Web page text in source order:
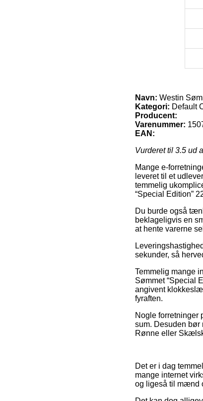
Navn: Westin
Kategori: Default
Producent:
Varenummer:
EAN:
Vurderet til 3.5 ud
Mange e-
leveret til et
temmelig
“Special Edition”
Du burde også
beklageligvis en
at hente varerne
sekunder, så
Temmelig mange
Sømmet “Special
angivent
fyraften.
Nogle forretninger
sum. Desuden bør
Rønne eller
Det er i dag
mange internet
og ligeså til mænd